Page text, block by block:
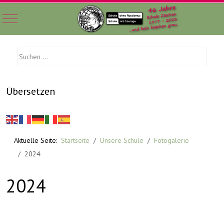
Mobile Menu Toggle
Übersetzen
Aktuelle Seite: Startseite Unsere Schule
Fotogalerie
2024
2024